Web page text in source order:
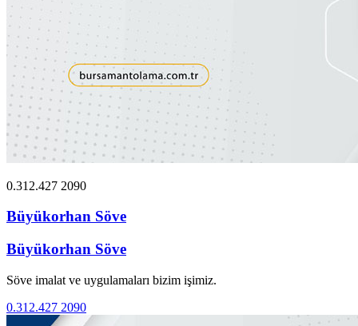
0.312.427 2090
Büyükorhan Söve
Büyükorhan Söve
Söve imalat ve uygulamaları bizim işimiz.
0.312.427 2090